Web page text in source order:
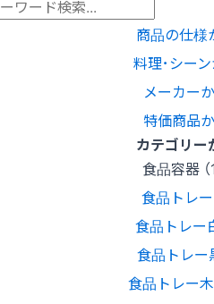
商品の仕様
料理･シー
メーカー
特価商品
カテゴリー
食品容器 （
食品トレー
食品トレー
食品トレー
食品トレー木